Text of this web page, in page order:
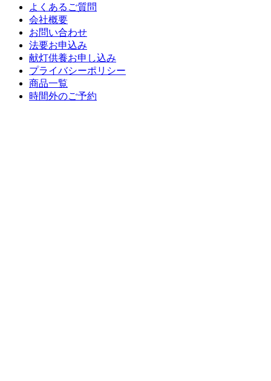
よくあるご質問
会社概要
お問い合わせ
法要お申込み
献灯供養お申し込み
プライバシーポリシー
商品一覧
時間外のご予約